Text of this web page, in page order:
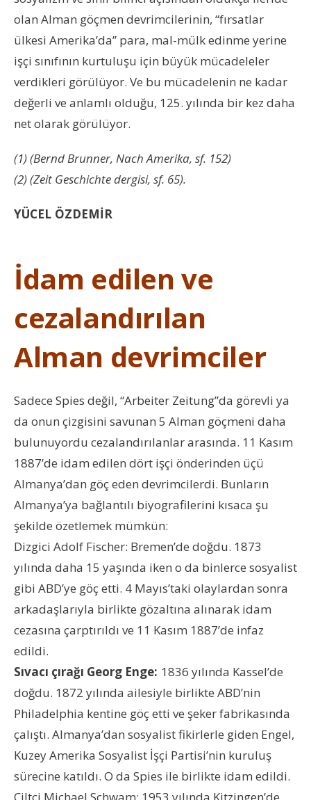
olan Alman göçmen devrimcilerinin, “fırsatlar
ülkesi Amerika’da” para, mal-mülk edinme yerine
işçi sınıfının kurtuluşu için büyük mücadeleler
verdikleri görülüyor. Ve bu mücadelenin ne kadar
değerli ve anlamlı olduğu, 125. yılında bir kez daha
net olarak görülüyor.
(1) (Bernd Brunner, Nach Amerika, sf. 152)
(2) (Zeit Geschichte dergisi, sf. 65).
YÜCEL ÖZDEMİR
İdam edilen ve
cezalandırılan
Alman devrimciler
Sadece Spies değil, “Arbeiter Zeitung”da görevli ya
da onun çizgisini savunan 5 Alman göçmeni daha
bulunuyordu cezalandırılanlar arasında. 11 Kasım
1887’de idam edilen dört işçi önderinden üçü
Almanya’dan göç eden devrimcilerdi. Bunların
Almanya’ya bağlantılı biyografilerini kısaca şu
şekilde özetlemek mümkün:
Dizgici Adolf Fischer: Bremen’de doğdu. 1873
yılında daha 15 yaşında iken o da binlerce sosyalist
gibi ABD’ye göç etti. 4 Mayıs’taki olaylardan sonra
arkadaşlarıyla birlikte gözaltına alınarak idam
cezasına çarptırıldı ve 11 Kasım 1887’de infaz
edildi.
Sıvacı çırağı Georg Enge: 1836 yılında Kassel’de
doğdu. 1872 yılında ailesiyle birlikte ABD’nin
Philadelphia kentine göç etti ve şeker fabrikasında
çalıştı. Almanya’dan sosyalist fikirlerle giden Engel,
Kuzey Amerika Sosyalist İşçi Partisi’nin kuruluş
sürecine katıldı. O da Spies ile birlikte idam edildi.
Ciltçi Michael Schwam: 1953 yılında Kitzingen’de